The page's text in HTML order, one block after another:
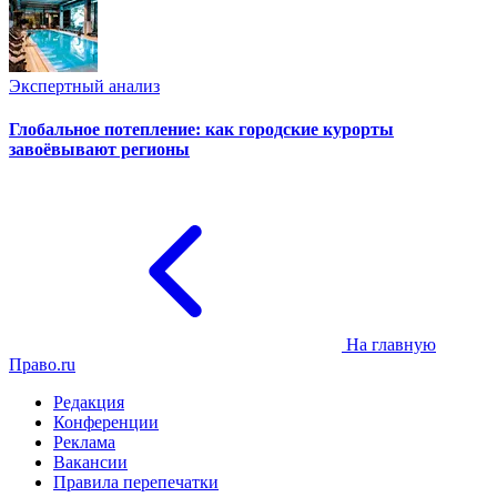
Экспертный анализ
Глобальное потепление: как городские курорты
завоёвывают регионы
На главную
Право.ru
Редакция
Конференции
Реклама
Вакансии
Правила перепечатки